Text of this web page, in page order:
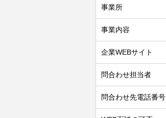
事業所
事業内容
企業WEBサイト
問合わせ担当者
問合わせ先電話番号